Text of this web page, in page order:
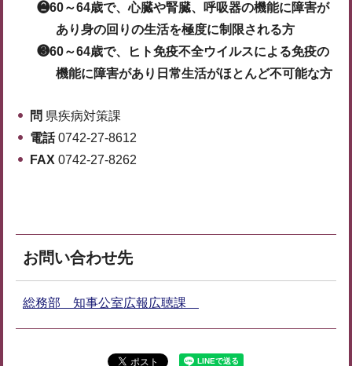
❷60～64歳で、心臓や腎臓、呼吸器の機能に障害が
あり身の回りの生活を極度に制限される方
❸60～64歳で、ヒト免疫不全ウイルスによる免疫の
機能に障害があり日常生活がほとんど不可能な方
問 県疾病対策課
電話0742-27-8612
FAX 0742-27-8262
お問い合わせ先
総務部 知事公室広報広聴課